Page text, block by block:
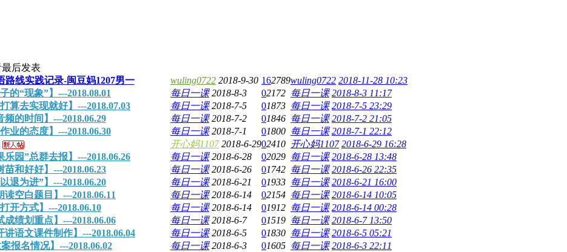
最后发表
路线实践记录-闽豆妈1207男一 wuling0722 2018-9-30 162789wuling0722 2018-11-28 10:23
的“现象”】---2018.08.01 每日一课 2018-8-3 02172 每日一课 2018-8-3 11:17
算去实现就好】---2018.07.03 每日一课 2018-7-5 01873 每日一课 2018-7-5 23:29
频的时间】---2018.06.29 每日一课 2018-7-2 01846 每日一课 2018-7-2 21:05
业的态度】---2018.06.30 每日一课 2018-7-1 01800 每日一课 2018-7-1 22:12
开心妈1107 2018-6-2902410 开心妈1107 2018-6-29 16:28
园”总群去报】---2018.06.26 每日一课 2018-6-28 02029 每日一课 2018-6-28 13:48
苗和好好】---2018.06.23 每日一课 2018-6-26 01742 每日一课 2018-6-26 22:35
退为进”】---2018.06.20 每日一课 2018-6-21 01933 每日一课 2018-6-21 16:00
空白题目】---2018.06.11 每日一课 2018-6-14 02154 每日一课 2018-6-14 10:05
开方式】---2018.06.10 每日一课 2018-6-14 01912 每日一课 2018-6-14 00:28
成绩划重点】---2018.06.06 每日一课 2018-6-7 01519 每日一课 2018-6-7 13:50
语文课件制作】---2018.06.04 每日一课 2018-6-5 01830 每日一课 2018-6-5 05:21
报名情况】---2018.06.02 每日一课 2018-6-3 01605 每日一课 2018-6-3 22:11